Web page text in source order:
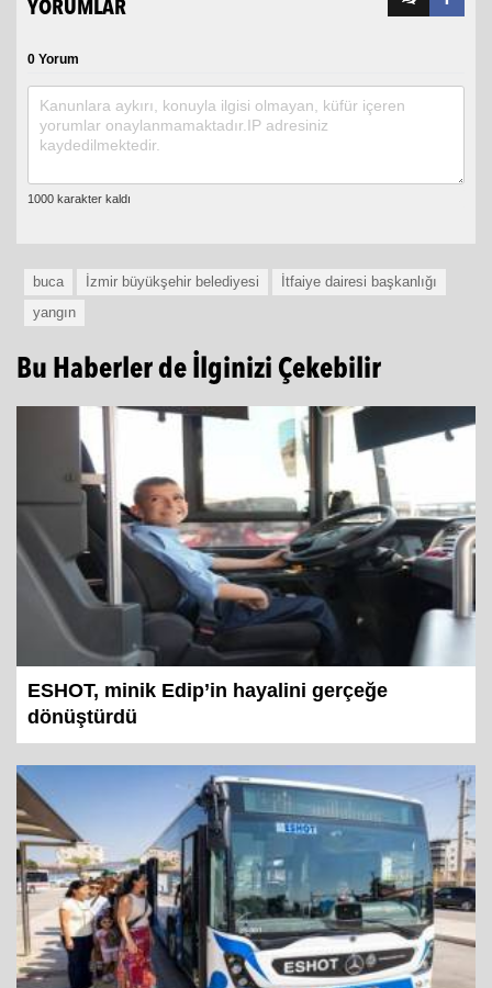
0 Yorum
buca
ESHOT, minik Edip’in hayalini gerçeğe
dönüştürdü